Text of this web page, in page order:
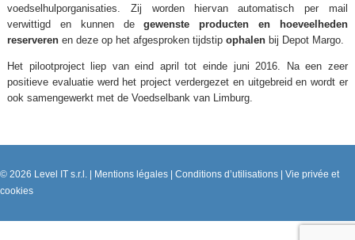
voedselhulporganisaties. Zij worden hiervan automatisch per mail
verwittigd en kunnen degewenste producten en hoeveelheden
reserverenen deze op het afgesproken tijdstip ophalenbij Depot Margo.
Het pilootproject liep van eind april tot einde juni 2016. Na een zeer
positieve evaluatie werd het project verdergezet en uitgebreid en wordt er
ook samengewerkt met de Voedselbank van Limburg.
© 2026 Level IT s.r.l. | Mentions légales | Conditions d’utilisations | Vie privée et
cookies